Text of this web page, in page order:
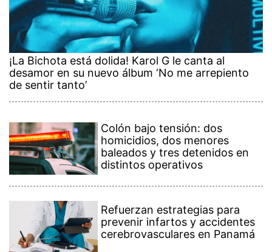
¡La Bichota está dolida! Karol G le canta al
desamor en su nuevo álbum ‘No me arrepiento
de sentir tanto’
Colón bajo tensión: dos
homicidios, dos menores
baleados y tres detenidos en
distintos operativos
Refuerzan estrategias para
prevenir infartos y accidentes
cerebrovasculares en Panamá